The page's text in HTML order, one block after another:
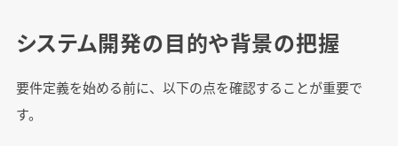
システム開発の目的や背景の把握
要件定義を始める前に、以下の点を確認することが重要で
す。